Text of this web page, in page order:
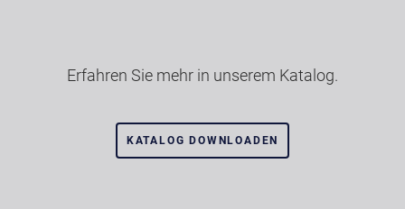
Erfahren Sie mehr in unserem Katalog.
KATALOG DOWNLOADEN